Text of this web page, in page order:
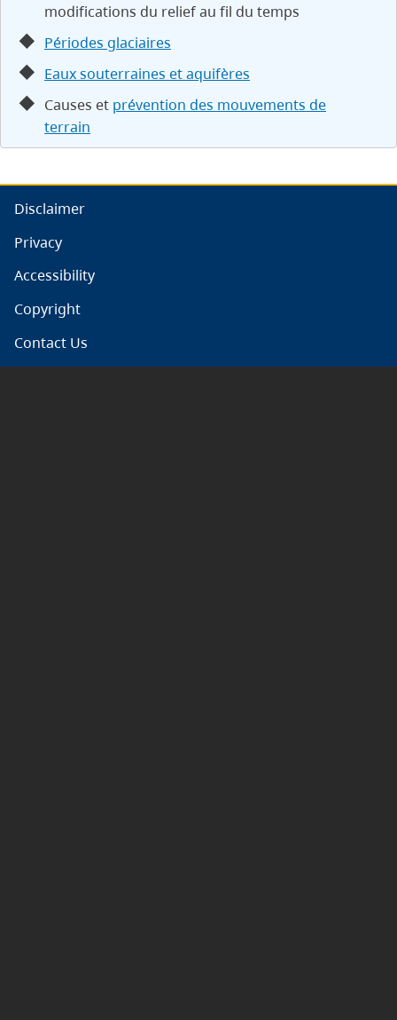
modifications du relief au fil du temps
Périodes glaciaires
Eaux souterraines et aquifères
Causes et prévention des mouvements de
terrain
Disclaimer
Privacy
Accessibility
Copyright
Contact Us